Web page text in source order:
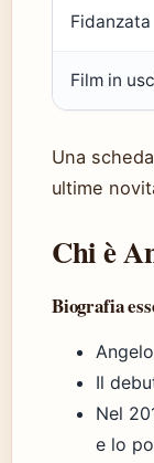
Fidanzata
Film in
Una
ultime
Chi è
Biografia
Il
Nel
e lo